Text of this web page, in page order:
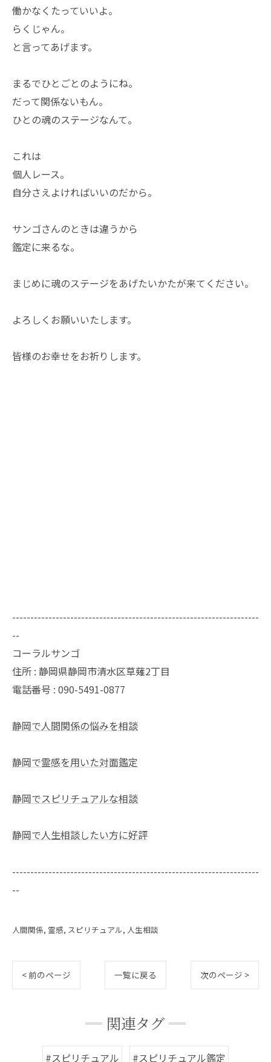
働かなくたっていいよ。
らくじゃん。
と言ってあげます。
まるでひとごとのようにね。
だって関係ないもん。
ひとの魂のステージなんて。
これは
個人レース。
自分さえよければいいのだから。
サンゴさんのときは違うから
鑑定に来るな。
まじめに魂のステージをあげたいかたが来てください。
よろしくお願いいたします。
皆様のお幸せをお祈りします。
--------------------------------------------------------------------
--
コーラルサンゴ
住所 : 静岡県静岡市清水区草薙2丁目
電話番号 : 090-5491-0877
静岡で人間関係の悩みを相談
静岡で霊感を用いた対面鑑定
静岡でスピリチュアルな相談
静岡で人生相談したい方に好評
--------------------------------------------------------------------
--
人間関係 霊感 スピリチュアル 人生相談
< 前のページ 一覧に戻る 次のページ >
関連タグ
#スピリチュアル #スピリチュアル鑑定